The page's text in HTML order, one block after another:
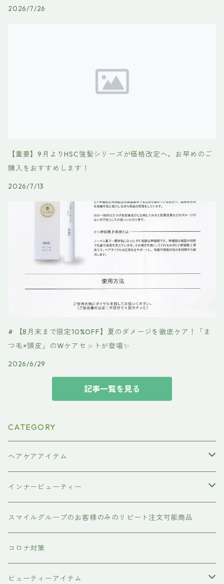
2026/7/26
【重要】9月よりHSC強髪シリーズが価格改定へ。お早めのご
購入をおすすめします！
2026/7/13
# 【8月末まで限定10%OFF】夏のダメージを徹底ケア！「ま
つ毛×頭皮」のWケアセットが登場✨
2026/6/29
記事一覧を見る
CATEGORY
ヘアケアアイテム
シャンプー
#イマヘア
the u （bihatsu）
トリートメント ヘアマスク（インバス）
流さないトリートメント（アウトバス）
#イマヘア
インナービューティー
あおつぶ
スマイルグループのお客様のみのリピート注文可能商品
コロナ対策
ビューティーアイテム